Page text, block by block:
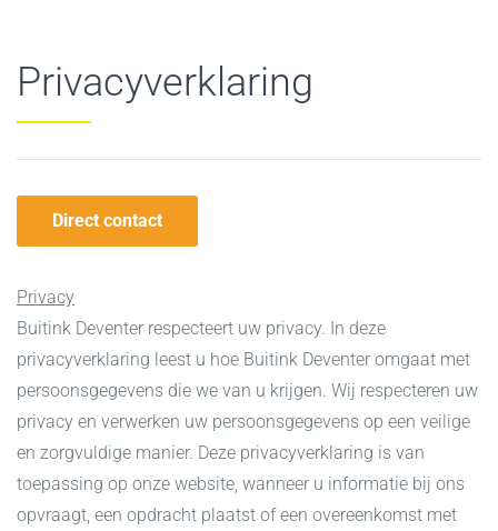
Privacyverklaring
Direct contact
Privacy
Buitink Deventer respecteert uw privacy. In deze
privacyverklaring leest u hoe Buitink Deventer omgaat met
persoonsgegevens die we van u krijgen. Wij respecteren uw
privacy en verwerken uw persoonsgegevens op een veilige
en zorgvuldige manier. Deze privacyverklaring is van
toepassing op onze website, wanneer u informatie bij ons
opvraagt, een opdracht plaatst of een overeenkomst met